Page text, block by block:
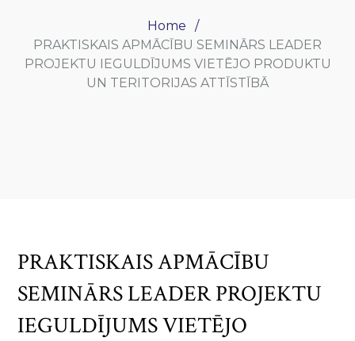
Home
PRAKTISKAIS APMĀCĪBU SEMINĀRS LEADER
PROJEKTU IEGULDĪJUMS VIETĒJO PRODUKTU
UN TERITORIJAS ATTĪSTĪBĀ
PRAKTISKAIS APMĀCĪBU
SEMINĀRS LEADER PROJEKTU
IEGULDĪJUMS VIETĒJO